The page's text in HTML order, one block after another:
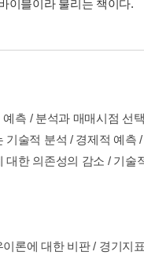
이블이라 불리는 책이다.
측 / 분석과 매매시점 선
술적 분석 / 경제적 예측
한 의존성의 감소 / 기술
론에 대한 비판 / 경기지